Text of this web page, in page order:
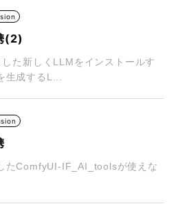
(2)
た新しくLLMをインストールす
成するL...
たComfyUI-IF_AI_toolsが使えな